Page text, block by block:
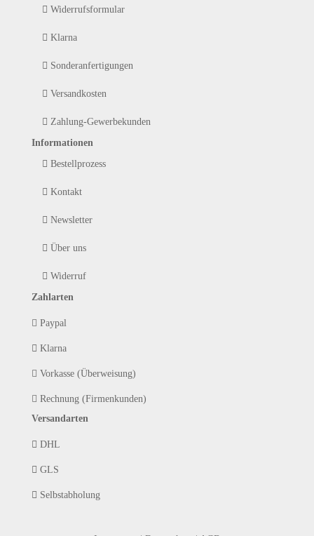
Widerrufsformular
Klarna
Sonderanfertigungen
Versandkosten
Zahlung-Gewerbekunden
Informationen
Bestellprozess
Kontakt
Newsletter
Über uns
Widerruf
Zahlarten
Paypal
Klarna
Vorkasse (Überweisung)
Rechnung (Firmenkunden)
Versandarten
DHL
GLS
Selbstabholung